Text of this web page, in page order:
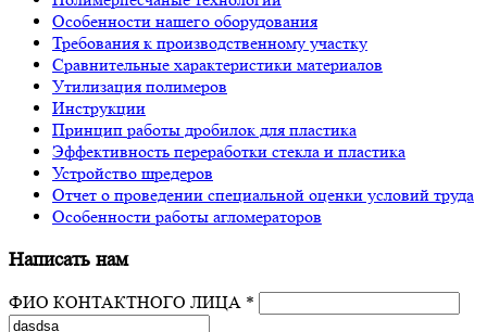
Особенности нашего оборудования
Требования к производственному участку
Сравнительные характеристики материалов
Утилизация полимеров
Инструкции
Принцип работы дробилок для пластика
Эффективность переработки стекла и пластика
Устройство шредеров
Отчет о проведении специальной оценки условий труда
Особенности работы агломераторов
Написать нам
ФИО КОНТАКТНОГО ЛИЦА *